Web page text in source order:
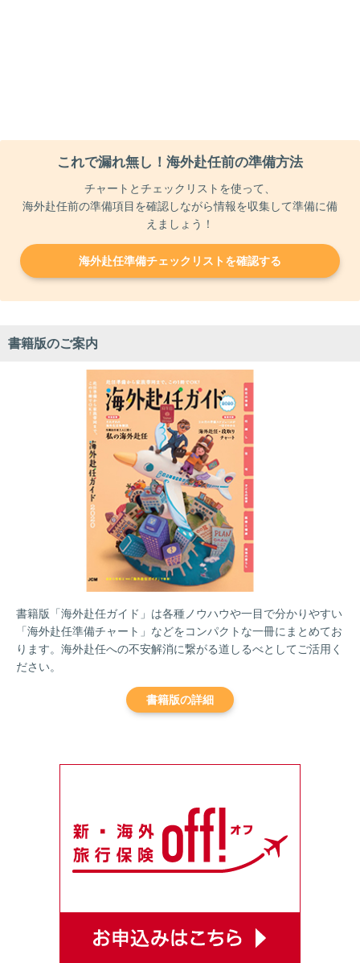
これで漏れ無し！海外赴任前の準備方法
チャートとチェックリストを使って、
海外赴任前の準備項目を確認しながら情報を収集して準備に備
えましょう！
海外赴任準備チェックリストを確認する
書籍版のご案内
書籍版「海外赴任ガイド」は各種ノウハウや一目で分かりやすい
「海外赴任準備チャート」などをコンパクトな一冊にまとめてお
ります。海外赴任への不安解消に繋がる道しるべとしてご活用く
ださい。
書籍版の詳細